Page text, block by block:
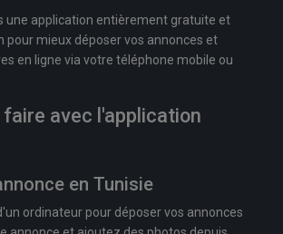
une application entièrement gratuite et
pour mieux déposer vos annonces et
en ligne via votre téléphone mobile ou
avec l'application
en Tunisie
ordinateur pour déposer vos annonces